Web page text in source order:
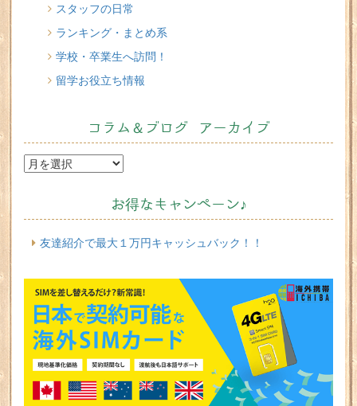
スタッフの日常
ランキング・まとめ系
学校・卒業生へ訪問！
留学お役立ち情報
コラム＆ブログ アーカイブ
お得なキャンペーン♪
友達紹介で最大１万円キャッシュバック！！